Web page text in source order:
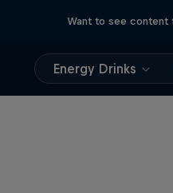
Want to see content
Energy Drinks